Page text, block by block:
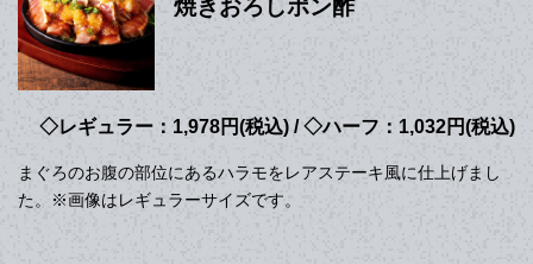
焼きおろしポン酢
◇レギュラー：1,978円(税込) / ◇ハーフ：1,032円(税込)
まぐろのお腹の部位にあるハラモをレアステーキ風に仕上げまし
た。※画像はレギュラーサイズです。